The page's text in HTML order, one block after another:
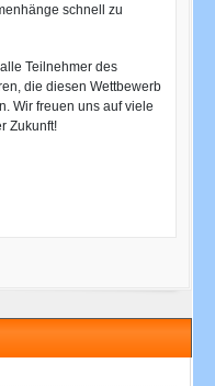
schnell zu
Teilnehmer des
die diesen Wettbewerb
Wir freuen uns auf viele
Zukunft!